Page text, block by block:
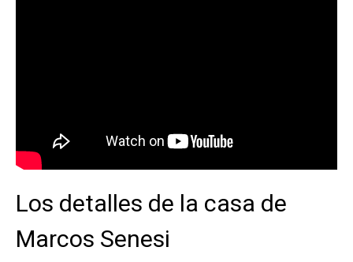
Los detalles de la casa de
Marcos Senesi